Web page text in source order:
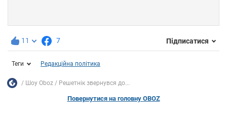
11 7 Підписатися
Теги Редакційна політика
Шоу Oboz Решетнік звернувся до...
Повернутися на головну OBOZ